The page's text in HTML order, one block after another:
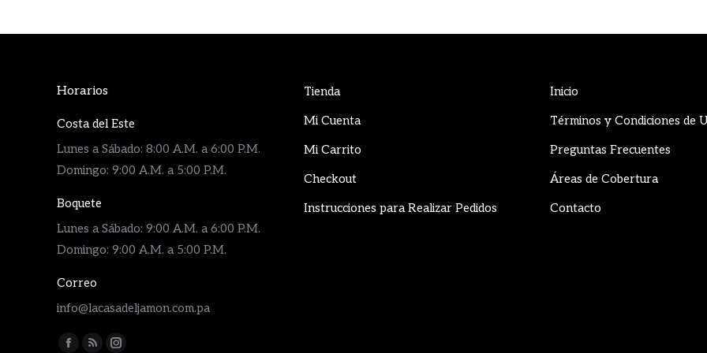
Horarios
Costa del Este
Lunes a Sábado: 8:00 A.M. a 6:00 P.M.
Domingo: 9:00 A.M. a 5:00 P.M.
Boquete
Lunes a Sábado: 9:00 A.M. a 6:00 P.M.
Domingo: 9:00 A.M. a 5:00 P.M.
Correo
info@lacasadeljamon.com.pa
Encuéntranos en:
Tienda
Mi Cuenta
Mi Carrito
Checkout
Instrucciones para Realizar Pedidos
Inicio
Términos y Condiciones de
Preguntas Frecuentes
Áreas de Cobertura
Contacto